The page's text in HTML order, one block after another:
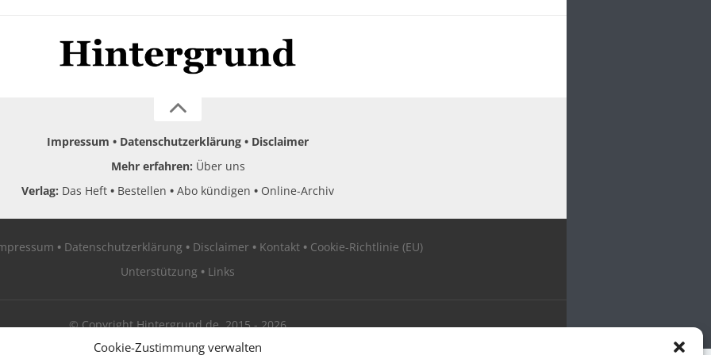
Cookie-Zustimmung verwalten
Impressum Datenschutzerklärung
Disclaimer
Mehr erfahren: Über uns
Verlag: Das Heft Bestellen Abo kündigen Online-Archiv
Datenschutzerklärung Disclaimer Kontakt
Cookie-Richtlinie (EU)
Unterstützung
Links
© Copyright Hintergrund.de, 2015 - 2026